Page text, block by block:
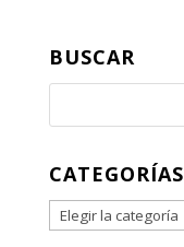
BUSCAR
CATEGORÍAS
CATEGORÍAS